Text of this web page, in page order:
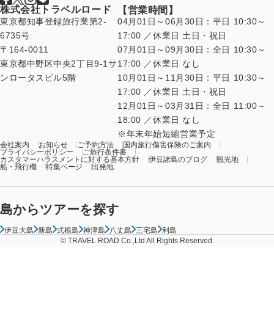
株式会社トラベルロード
東京都知事登録旅行業第2-
6735号
〒164-0011
東京都中野区中央2丁目9-1サ
ンロータスビル5階
【営業時間】
04月01日～06月30日：平日 10:30～
17:00 ／休業日 土日・祝日
07月01日～09月30日：全日 10:30～
17:00 ／休業日 なし
10月01日～11月30日：平日 10:30～
17:00 ／休業日 土日・祝日
12月01日～03月31日：全日 11:00～
18:00 ／休業日 なし
年末年始短縮営業予定
会社案内 お知らせ ご予約方法
国内旅行傷害保険のご案内
プライバシーポリシー
ご旅行条件書
カスタマーハラスメントに対する基本方針
伊豆諸島のブログ
観光地
船・飛行機
特集ページ 出発地
島からツアーを探す
伊豆大島 新島 式根島 神津島 八丈島 三宅島 利島
© TRAVEL ROAD Co.,Ltd All Rights Reserved.